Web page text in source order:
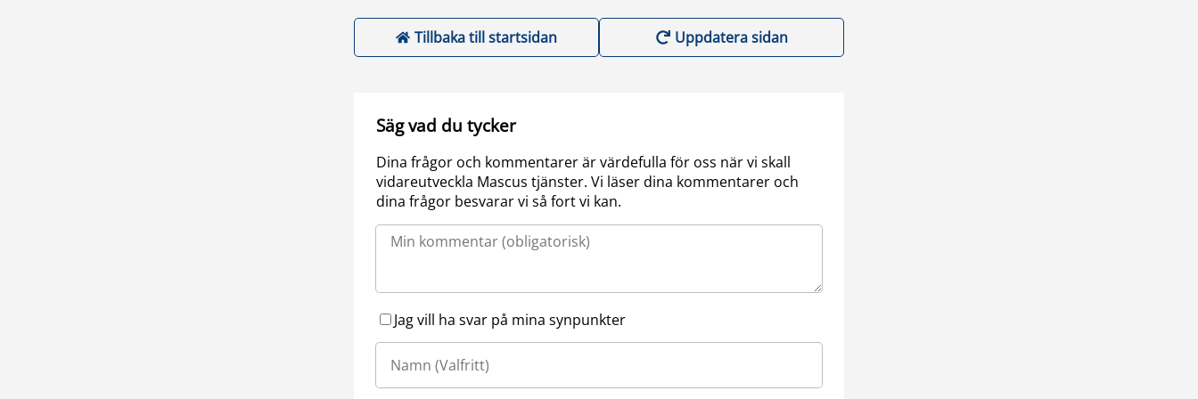
Tillbaka till startsidan Uppdatera sidan
Säg vad du tycker
Dina frågor och kommentarer är värdefulla för oss när vi skall
vidareutveckla Mascus tjänster. Vi läser dina kommentarer och
dina frågor besvarar vi så fort vi kan.
Jag vill ha svar på mina synpunkter